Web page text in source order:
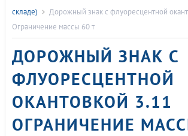
складе)
Дорожный знак с флуоресцентной
Ограничение массы 60 т
ДОРОЖНЫЙ ЗНАК С
ФЛУОРЕСЦЕНТНОЙ
ОКАНТОВКОЙ 3.11
ОГРАНИЧЕНИЕ